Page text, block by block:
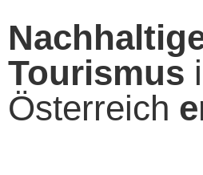
Tourismus
Österreich